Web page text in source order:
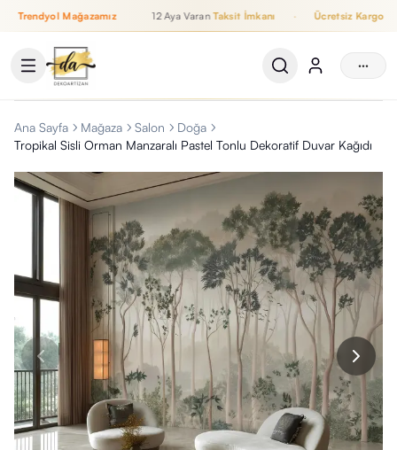
Trendyol Mağazamız 12 Aya Varan Taksit İmkanı Ücretsiz Kargo
···
Ana Sayfa Mağaza Salon
Doğa
Tropikal Sisli Orman Manzaralı Pastel Tonlu Dekoratif Duvar Kağıdı